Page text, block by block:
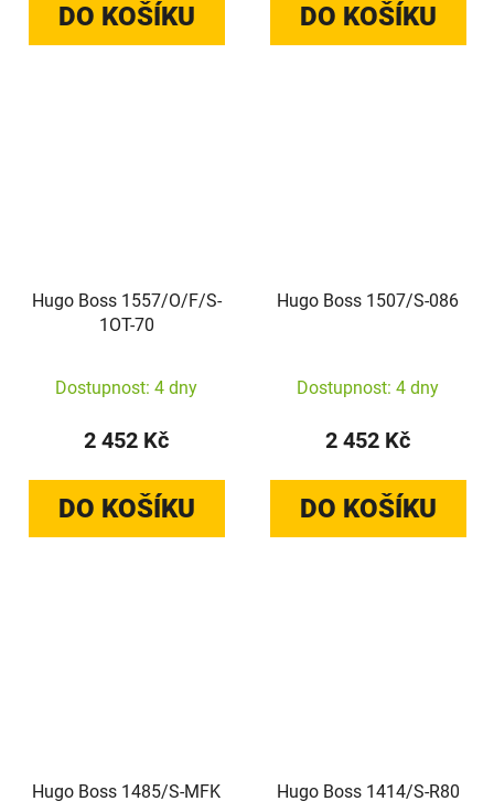
DO KOŠÍKU DO KOŠÍKU
Hugo Boss 1557/O/F/S-
1OT-70
Dostupnost: 4 dny
2 452 Kč
DO KOŠÍKU
Hugo Boss 1507/S-086
Dostupnost: 4 dny
2 452 Kč
DO KOŠÍKU
Hugo Boss 1485/S-MFK Hugo Boss 1414/S-R80